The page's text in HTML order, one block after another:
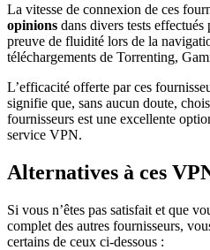
La vitesse de connexion de ces
opinions dans divers tests
preuve de fluidité lors de la
téléchargements de Torrenting,
L’efficacité offerte par ces
signifie que, sans aucun doute,
fournisseurs est une excellente
service VPN.
Alternatives à ces
Si vous n’êtes pas satisfait et que
complet des autres fournisseurs,
certains de ceux ci-dessous :